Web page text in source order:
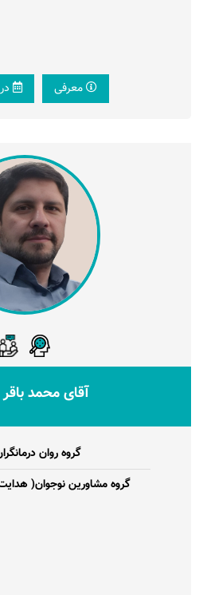
معرفی
آقای محمد
گروه روان
گروه مشاورین نوجوان(